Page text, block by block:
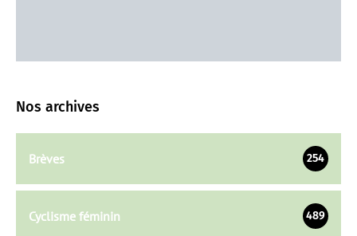
Nos archives
Brèves 254
Cyclisme féminin 489